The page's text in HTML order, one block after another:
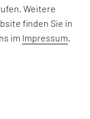
Volt
Das
Marder. Ein
führen und
sie das
Weitere
finden Sie in
im Impressum.